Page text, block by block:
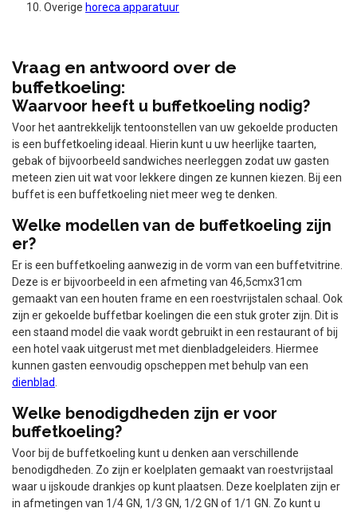
Overige horeca apparatuur
Vraag en antwoord over de
buffetkoeling:
Waarvoor heeft u buffetkoeling nodig?
Voor het aantrekkelijk tentoonstellen van uw gekoelde producten
is een buffetkoeling ideaal. Hierin kunt u uw heerlijke taarten,
gebak of bijvoorbeeld sandwiches neerleggen zodat uw gasten
meteen zien uit wat voor lekkere dingen ze kunnen kiezen. Bij een
buffet is een buffetkoeling niet meer weg te denken.
Welke modellen van de buffetkoeling zijn
er?
Er is een buffetkoeling aanwezig in de vorm van een buffetvitrine.
Deze is er bijvoorbeeld in een afmeting van 46,5cmx31cm
gemaakt van een houten frame en een roestvrijstalen schaal. Ook
zijn er gekoelde buffetbar koelingen die een stuk groter zijn. Dit is
een staand model die vaak wordt gebruikt in een restaurant of bij
een hotel vaak uitgerust met met dienbladgeleiders. Hiermee
kunnen gasten eenvoudig opscheppen met behulp van een
dienblad
Welke benodigdheden zijn er voor
buffetkoeling?
Voor bij de buffetkoeling kunt u denken aan verschillende
benodigdheden. Zo zijn er koelplaten gemaakt van roestvrijstaal
waar u ijskoude drankjes op kunt plaatsen. Deze koelplaten zijn er
in afmetingen van 1/4 GN, 1/3 GN, 1/2 GN of 1/1 GN. Zo kunt u